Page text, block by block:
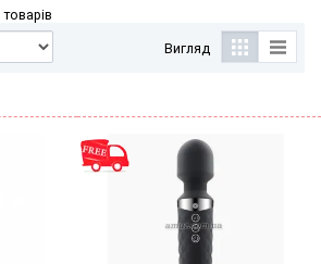
товарів
Вигляд